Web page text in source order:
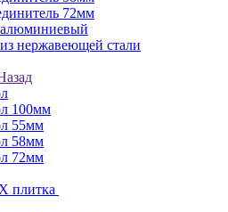
72мм
нержавеющей стали
100мм
55мм
58мм
72мм
плитка